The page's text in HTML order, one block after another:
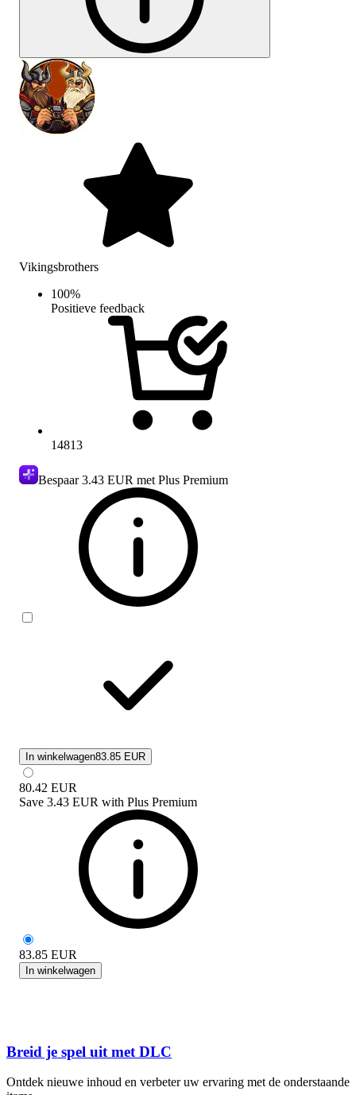
Vikingsbrothers
100%
Positieve feedback
14813
Bespaar3.43 EUR met Plus Premium
In winkelwagen83.85 EUR
80.42 EUR
Save 3.43 EUR with Plus Premium
83.85 EUR
In winkelwagen
Breid je spel uit met DLC
Ontdek nieuwe inhoud en verbeter uw ervaring met de onderstaande